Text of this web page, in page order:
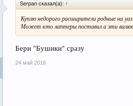
Serpan сказал(а): ↑
Куплю недорого расширители родные на
Может кто лаптеры поставил а эти
Бери "Бушики" сразу
24 май 2016